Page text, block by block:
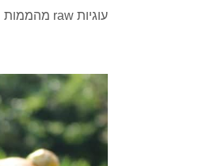
עוגיות raw מהממות